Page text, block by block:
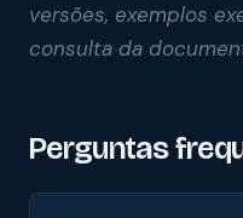
versões, exemplos
consulta da
Perguntas